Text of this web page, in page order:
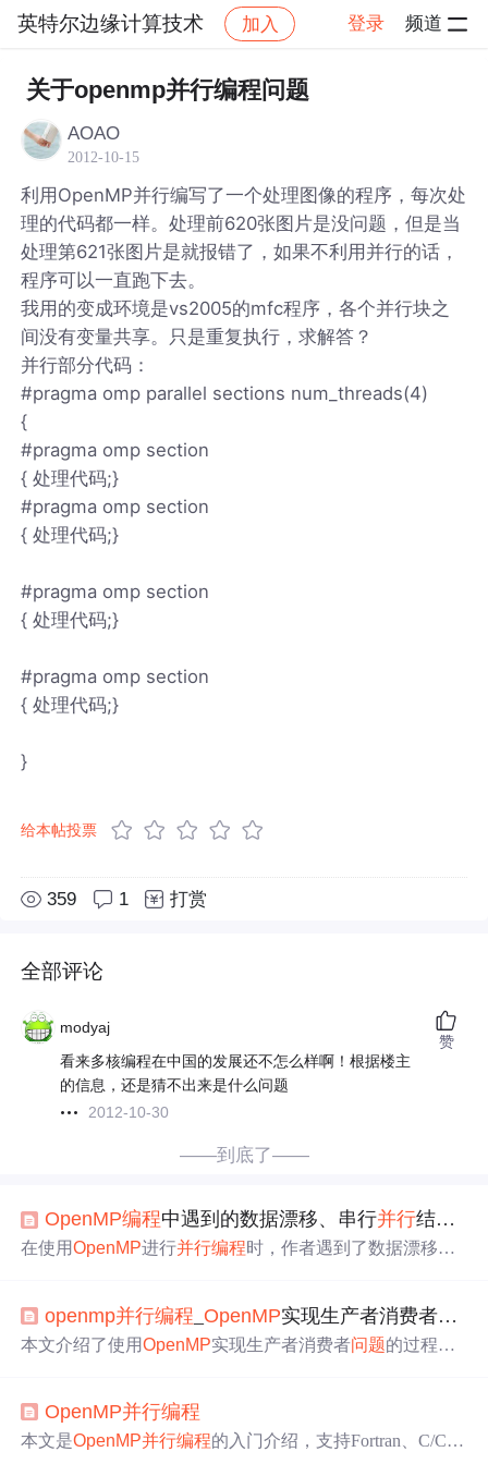
英特尔边缘计算技术 加入 登录 频道
社区 英特尔边缘计算技术 帖子详情
关于openmp并行编程问题
AOAO
2012-10-15
利用OpenMP并行编写了一个处理图像的程序，每次处
理的代码都一样。处理前620张图片是没问题，但是当
处理第621张图片是就报错了，如果不利用并行的话，
程序可以一直跑下去。
我用的变成环境是vs2005的mfc程序，各个并行块之
间没有变量共享。只是重复执行，求解答？
并行部分代码：
#pragma omp parallel sections num_threads(4)
{
#pragma omp section
{ 处理代码;}
#pragma omp section
{ 处理代码;}
#pragma omp section
{ 处理代码;}
#pragma omp section
{ 处理代码;}
}
给本帖投票
359 1 打赏
全部评论
modyaj
看来多核编程在中国的发展还不怎么样啊！根据楼主
的信息，还是猜不出来是什么问题
2012-10-30
赞
——到底了——
OpenMP编程中遇到的数据漂移、串行并行结果不同、数组定义
在使用OpenMP进行并行编程时，作者遇到了数据漂移和
确，但此经验可供其他开发者参考。
openmp并行编程 OpenMP实现生产者消费者问题
本文介绍了使用OpenMP实现生产者消费者问题的过程。
的差异。
OpenMP并行编程
本文是OpenMP并行编程的入门介绍，支持Fortran、C/C+